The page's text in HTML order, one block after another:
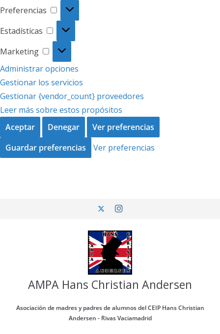
Preferencias
Preferencias
Estadísticas Estadísticas
Marketing
Marketing
Administrar opciones
Gestionar los servicios
Gestionar {vendor_count} proveedores
Leer más sobre estos propósitos
Aceptar
Denegar
Ver preferencias
Guardar preferencias
Ver preferencias
AMPA Hans Christian Andersen
Asociación de madres y padres de alumnos del CEIP Hans Christian
Andersen - Rivas Vaciamadrid